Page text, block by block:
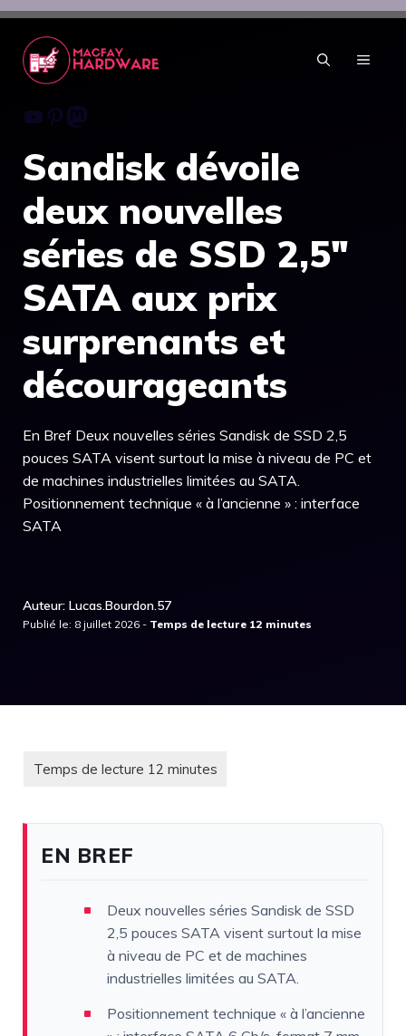
Aller
contenu
MENU
Youtube
Pinterest
Mastodon
Sandisk dévoile
deux nouvelles
séries de SSD 2,5″
SATA aux prix
surprenants et
décourageants
En Bref Deux nouvelles séries Sandisk de SSD 2,5
pouces SATA visent surtout la mise à niveau de PC et
de machines industrielles limitées au SATA.
Positionnement technique « à l’ancienne » : interface
SATA
Auteur: Lucas.Bourdon.57
Publié le: 8 juillet 2026 -
EN BREF
Deux nouvelles séries Sandisk de SSD
2,5 pouces SATA visent surtout la mise
à niveau de PC et de machines
industrielles limitées au SATA.
Positionnement technique « à l’ancienne